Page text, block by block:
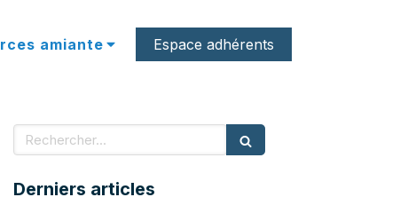
amiante Espace adhérents
Rechercher
Derniers articles